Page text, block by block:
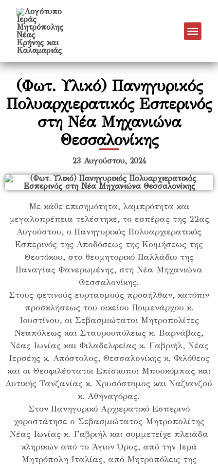
(Φωτ. Υλικό) Πανηγυρικός
Πολυαρχιερατικός Εσπερινός
στη Νέα Μηχανιώνα
Θεσσαλονίκης
23 Αυγούστου, 2024
Με κάθε επισημότητα, λαμπρότητα και
μεγαλοπρέπεια τελέστηκε, το εσπέρας της 22ας
Αυγούστου, ο Πανηγυρικός Πολυαρχιερατικός
Εσπερινός της Αποδόσεως της Κοιμήσεως της
Θεοτόκου, στο θεομητορικό Παλλάδιο της
Παναγίας Φανερωμένης, στη Νέα Μηχανιώνα
Θεσσαλονίκης.
Στους φετινούς εορτασμούς προσήλθαν, κατόπιν
προσκλήσεως του οικείου Ποιμενάρχου κ.
Ιουστίνου, οι Σεβασμιώτατοι Μητροπολίτες
Νεαπόλεως και Σταυρουπόλεως κ. Βαρνάβας,
Νέας Ιωνίας και Φιλαδελφείας κ. Γαβριήλ, Νέας
Ιερσέης κ. Απόστολος, Θεσσαλονίκης κ. Φιλόθεος
και οι Θεοφιλέστατοι Επίσκοποι Μπουκόμπας και
Δυτικής Τανζανίας κ. Χρυσόστομος και Ναζιανζού
κ. Αθηναγόρας.
Στον Πανηγυρικό Αρχιερατικό Εσπερινό
χοροστάτησε ο Σεβασμιώτατος Μητροπολίτης
Νέας Ιωνίας κ. Γαβριήλ και συμμετείχε πλειάδα
κληρικών από το Άγιον Όρος, από την Ιερά
Μητρόπολη Ιταλίας, από Μητροπόλεις της